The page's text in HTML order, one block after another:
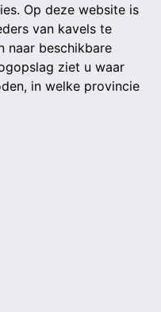
Op deze website is
van kavels te
naar beschikbare
ziet u waar
in welke provincie